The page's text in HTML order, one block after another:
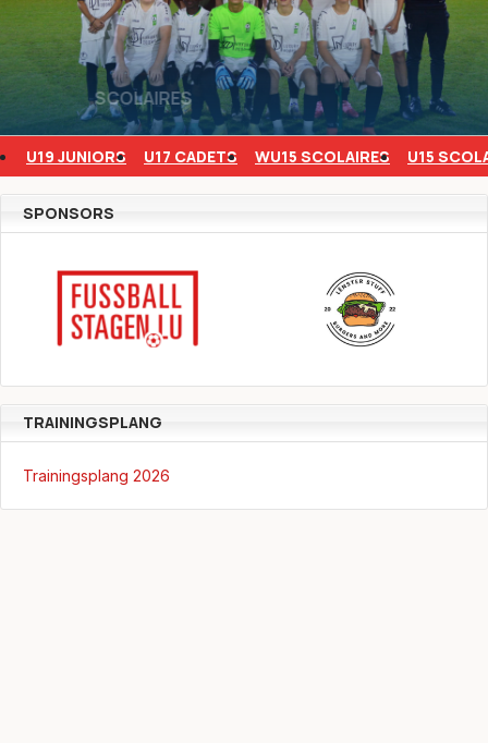
U19 JUNIORS U17 CADETS WU15 SCOLAIRES U15
SPONSORS
TRAININGSPLANG
Trainingsplang 2026